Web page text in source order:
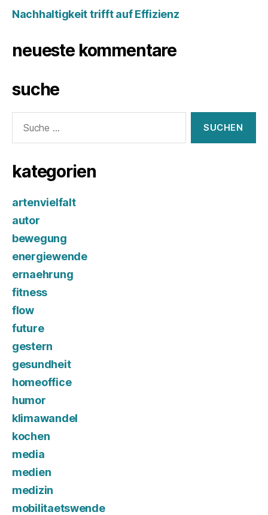
Nachhaltigkeit trifft auf Effizienz
neueste kommentare
suche
nach:
kategorien
artenvielfalt
autor
bewegung
energiewende
ernaehrung
fitness
flow
future
gestern
gesundheit
homeoffice
humor
klimawandel
kochen
media
medien
medizin
mobilitaetswende